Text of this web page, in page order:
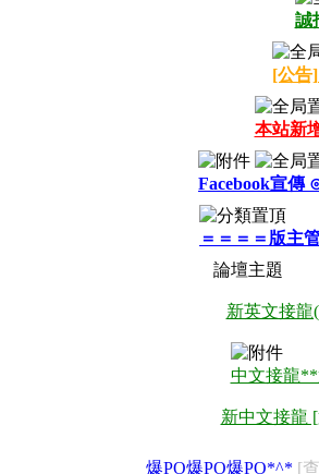
誠
[公告
本站新
Facebook宣傳
＝＝＝＝版主
論壇主題
新英文接龍
中文接龍
新中文接龍
爆PO爆PO爆PO*^* [